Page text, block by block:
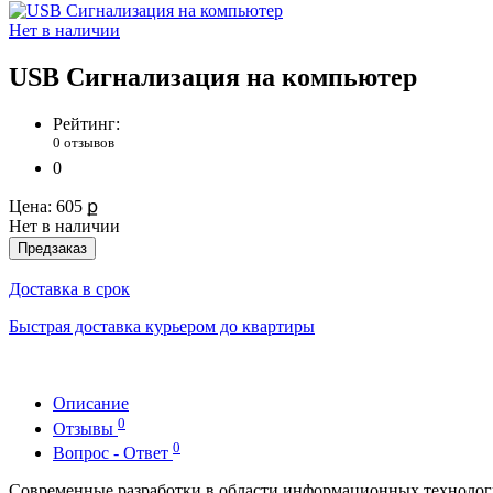
Нет в наличии
USB Сигнализация на компьютер
Рейтинг:
0 отзывов
0
Цена: 605 ք
Нет в наличии
Предзаказ
Доставка в срок
Быстрая доставка курьером до квартиры
Описание
Отзывы 0
Вопрос - Ответ 0